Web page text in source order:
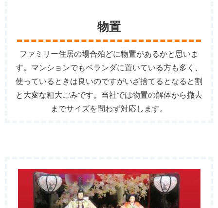
物置
ファミリー住居の場合殆どに物置があるかと思いま
す。マンションでもベランダに置いている方も多く、
使っているときは良いのですがいざ捨てるとなると割
と大変な粗大ごみです。当社では物置の解体から撤去
までサイズを問わず対応します。